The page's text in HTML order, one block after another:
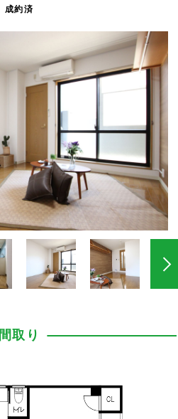
成約済
間取り